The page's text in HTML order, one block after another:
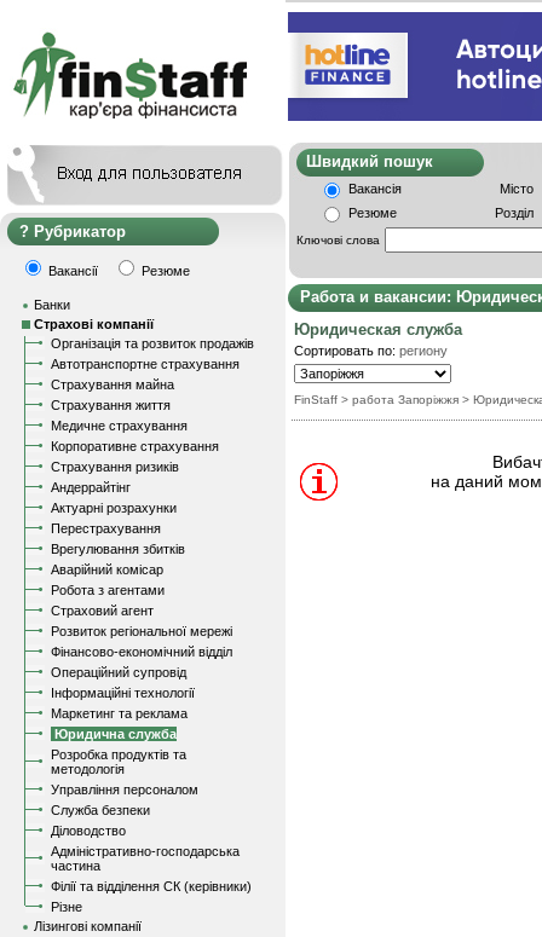
Рубрикатор
Вакансії Резюме
Банки
Страхові компанії
Організація та розвиток продажів
Автотранспортне страхування
Страхування майна
Страхування життя
Медичне страхування
Корпоративне страхування
Страхування ризиків
Андеррайтінг
Актуарні розрахунки
Перестрахування
Врегулювання збитків
Аварійний комісар
Робота з агентами
Страховий агент
Розвиток регіональної мережі
Фінансово-економічний відділ
Операційний супровід
Інформаційні технології
Маркетинг та реклама
Юридична служба
Розробка продуктів та
методологія
Управління персоналом
Служба безпеки
Діловодство
Адміністративно-господарська
частина
Філії та відділення СК (керівники)
Різне
Лізингові компанії
Швидкий
Вакансія
Місто
Резюме
Розділ
Ключові слова
Работа и вакансии:
Юридическая служба
Сортировать по: региону
FinStaff > работа Запоріжжя >
на даний